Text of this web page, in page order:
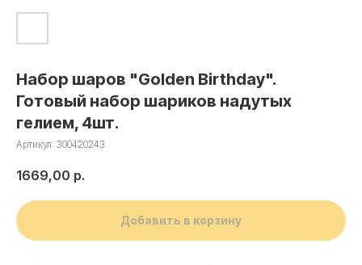
Набор шаров "Golden Birthday".
Готовый набор шариков надутых
гелием, 4шт.
Артикул: 300420243
1669,00 р.
Добавить в корзину